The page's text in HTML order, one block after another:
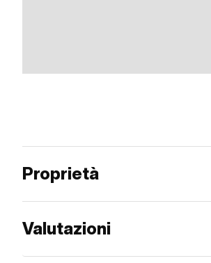
Proprietà
Valutazioni